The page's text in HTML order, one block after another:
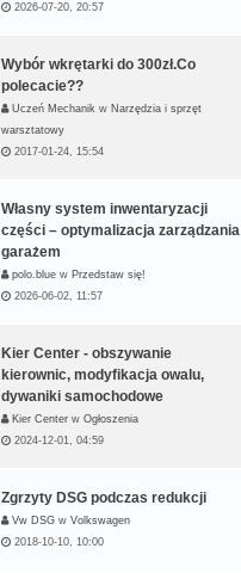
2026-07-20, 20:57
Wybór wkrętarki do 300zł.Co
polecacie??
Uczeń Mechanik w Narzędzia i sprzęt
warsztatowy
2017-01-24, 15:54
Własny system inwentaryzacji
części – optymalizacja zarządzania
garażem
polo.blue w Przedstaw się!
2026-06-02, 11:57
Kier Center - obszywanie
kierownic, modyfikacja owalu,
dywaniki samochodowe
Kier Center w Ogłoszenia
2024-12-01, 04:59
Zgrzyty DSG podczas redukcji
Vw DSG w Volkswagen
2018-10-10, 10:00